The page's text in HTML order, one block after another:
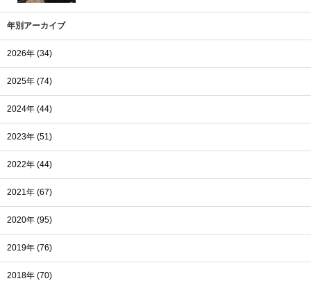
年別アーカイブ
2026年 (34)
2025年 (74)
2024年 (44)
2023年 (51)
2022年 (44)
2021年 (67)
2020年 (95)
2019年 (76)
2018年 (70)